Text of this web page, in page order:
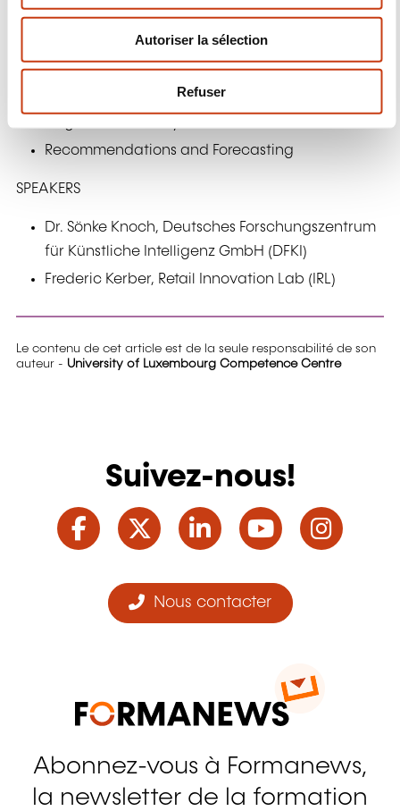
n
Autoriser la sélection
Refuser
Artificial intelligence
Deep Learning / Image classification
Text digitization / Optical Character
Recommendations and Forecasting
SPEAKERS
Dr. Sönke Knoch, Deutsches Forschungszentrum
für Künstliche Intelligenz GmbH (DFKI)
Frederic Kerber, Retail Innovation Lab (IRL)
Le contenu de cet article est de la seule responsabilité de son
auteur - University of Luxembourg Competence Centre
Suivez-nous!
Facebook
TwitterLinkedInYouTube
Nous contacter
Abonnez-vous à Formanews,
la newsletter de la formation